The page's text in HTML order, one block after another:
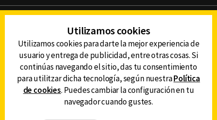
AVISO DE PRIVACIDAD
AVISO LEGAL
DEFENSORÍA DE LAS AUDIENCIAS
DESCARGA LA APP DE CANAL 6
Utilizamos cookies
Utilizamos cookies para darte la mejor experiencia de
usuario y entrega de publicidad, entre otras cosas. Si
continúas navegando el sitio, das tu consentimiento
para utilitzar dicha tecnología, según nuestraPolítica
de cookies. Puedes cambiar la configuración en tu
navegador cuando gustes.